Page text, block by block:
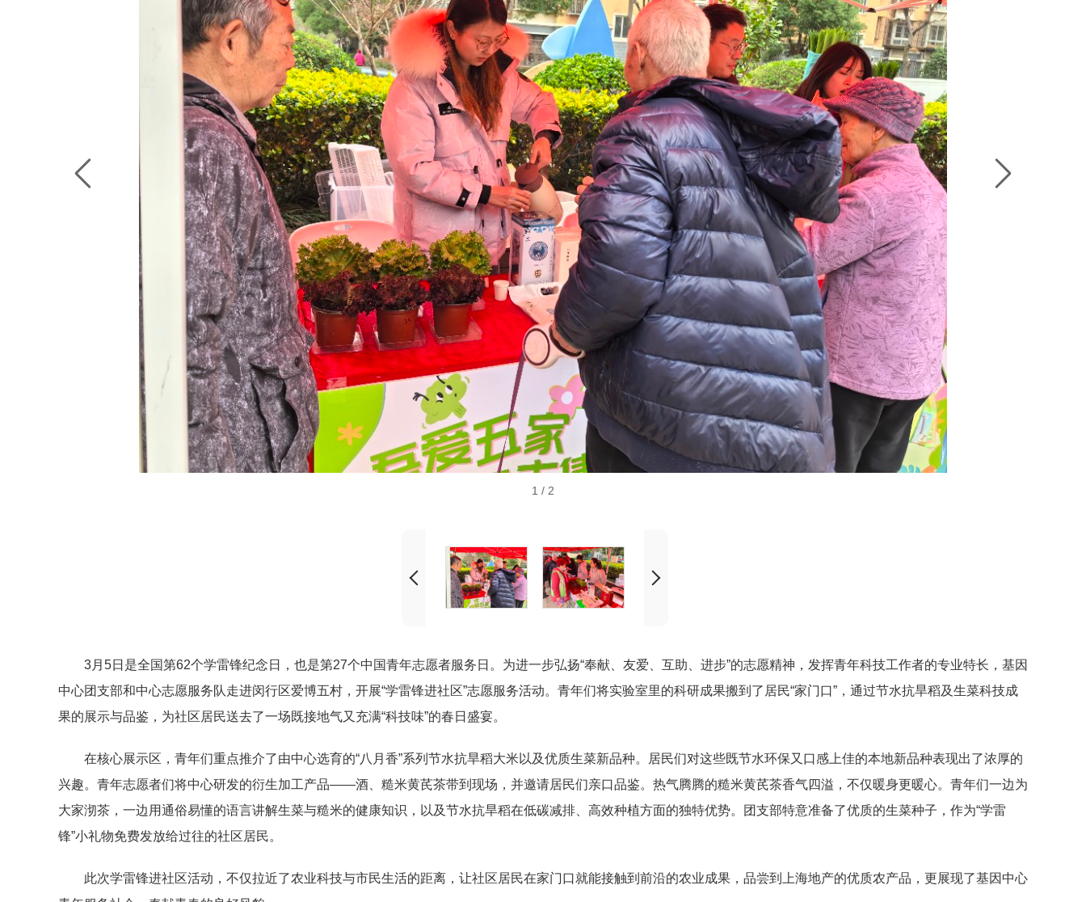
1 / 2
3月5日是全国第62个学雷锋纪念日 ， 也是第27个中国青年志愿者服务日。为进一步弘扬“奉献、友爱、互助、进步”的志愿精神，发挥青年科技工作者的专业特长，基因
中心团支部和中心志愿服务队走进闵行区爱博五村，开展“学雷锋进社区”志愿服务活动。青年们将实验室里的科研成果搬到了居民“家门口”，通过节水抗旱稻及生菜科技成
果的展示与品鉴，为社区居民送去了一场既接地气又充满“科技味”的春日盛宴。
在核心展示区，青年们重点推介了由中心选育的“八月香”系列节水抗旱稻大米以及优质生菜新品种。居民们对这些既节水环保又口感上佳的本地新品种表现出了浓厚的
兴趣。青年志愿者们将中心研发的衍生加工产品——酒、糙米黄芪茶带到现场，并邀请居民们亲口品鉴。热气腾腾的糙米黄芪茶香气四溢，不仅暖身更暖心。青年们一边为
大家沏茶，一边用通俗易懂的语言讲解生菜与糙米的健康知识，以及节水抗旱稻在低碳减排、高效种植方面的独特优势。团支部特意准备了优质的生菜种子，作为“学雷
锋”小礼物免费发放给过往的社区居民。
此次学雷锋进社区活动，不仅拉近了农业科技与市民生活的距离，让社区居民在家门口就能接触到前沿的农业成果，品尝到上海地产的优质农产品，更展现了基因中心